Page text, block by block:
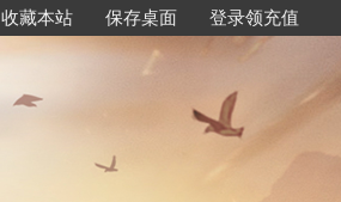
收藏本站 保存桌面 登录领充值